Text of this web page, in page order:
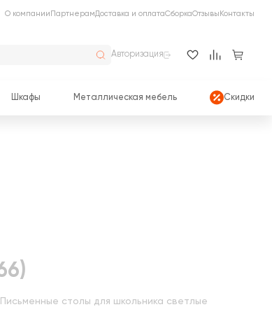
О компании ПартнерамДоставка и оплатаСборкаОтзывы Контакты
Авторизация
Шкафы Металлическая мебель Скидки
Письменные столы для школьника светлые